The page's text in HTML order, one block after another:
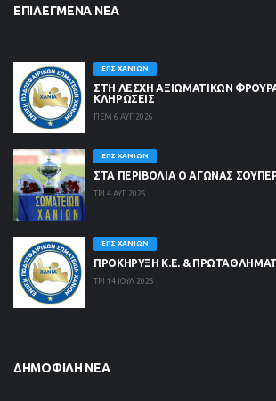
ΕΠΙΛΕΓΜΈΝΑ ΝΈΑ
ΕΠΣ ΧΑΝΊΩΝ
ΣΤΗ ΛΈΣΧΗ ΑΞΙΩΜΑΤΙΚΏΝ
ΚΛΗΡΏΣΕΙΣ
ΠΕΜ 6 ΑΥΓ 2026
ΕΠΣ ΧΑΝΊΩΝ
ΣΤΑ ΠΕΡΙΒΟΛΙΑ Ο ΑΓΩΝΑΣ
ΤΡΙ 4 ΑΥΓ 2026
ΕΠΣ ΧΑΝΊΩΝ
ΠΡΟΚΗΡΥΞΗ Κ.Ε. &
ΤΡΙ 14 ΙΟΥΛ 2026
ΔΗΜΟΦΙΛΉ ΝΈΑ